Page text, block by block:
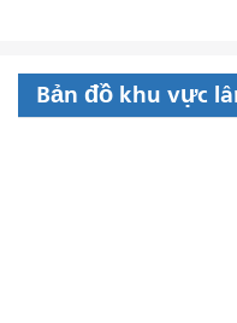
Bản đồ khu vực